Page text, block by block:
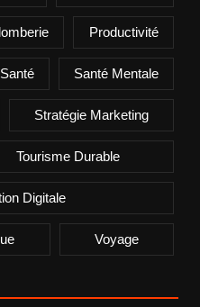
Productivité
Santé Santé Mentale
Stratégie Marketing
Tourisme Durable
Digitale
Voyage